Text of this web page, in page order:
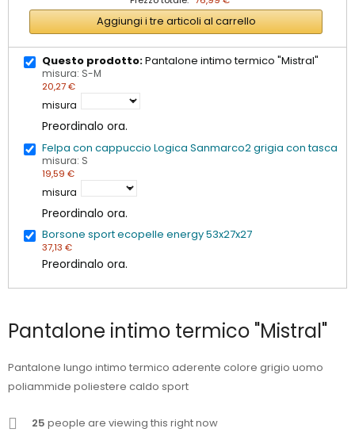
Aggiungi i tre articoli al carrello
Questo prodotto:Pantalone intimo termico "Mistral"
misura: S-M
20,27 €
misura
Preordinalo ora.
Felpa con cappuccio Logica Sanmarco2 grigia con tasca
misura: S
19,59 €
misura
Preordinalo ora.
Borsone sport ecopelle energy 53x27x27
37,13 €
Preordinalo ora.
Pantalone intimo termico "Mistral"
Pantalone lungo intimo termico aderente colore grigio uomo
poliammide poliestere caldo sport
25 people are viewing this right now